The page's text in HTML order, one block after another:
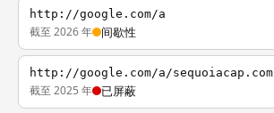
http://google.com/a
截至 2026 年 间歇性
http://google.com/a/sequoiacap.com
截至 2025 年 已屏蔽